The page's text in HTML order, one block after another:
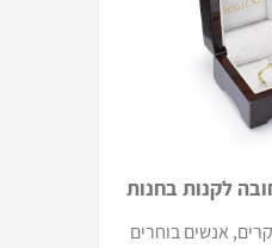
לקנות בחנות
אנשים בוחרים